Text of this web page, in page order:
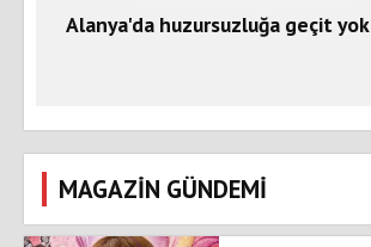
Alanya'da huzursuzluğa geçit yok
MAGAZİN GÜNDEMİ